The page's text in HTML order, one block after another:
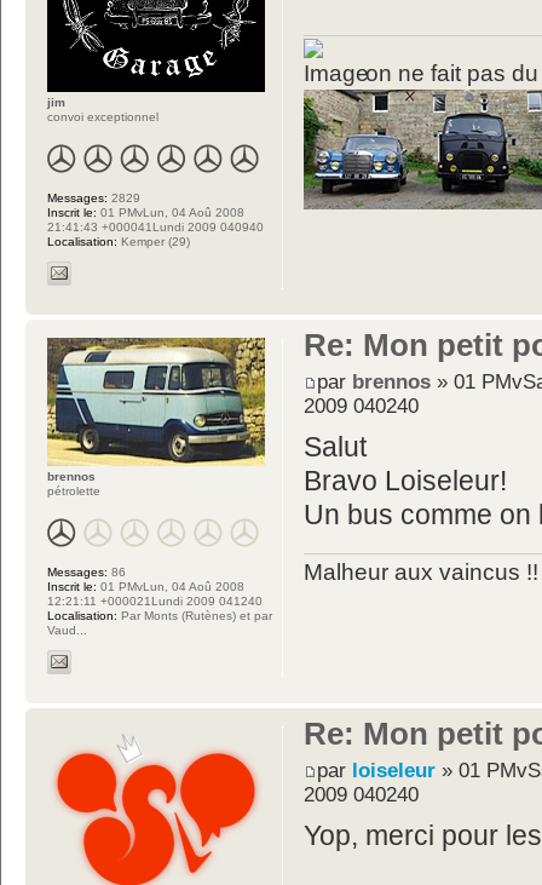
on ne fait pas
jim
convoi exceptionnel
Messages: 2829
Inscrit le: 01 PMvLun, 04 Aoû 2008
21:41:43 +000041Lundi 2009 040940
Localisation: Kemper (29)
Re: Mon petit
par brennos » 01
2009 040240
Salut
Bravo Loiseleur!
Un bus comme on
Malheur aux vaincus !!
brennos
pétrolette
Messages: 86
Inscrit le: 01 PMvLun, 04 Aoû 2008
12:21:11 +000021Lundi 2009 041240
Localisation: Par Monts (Rutènes) et par
Vaud...
Re: Mon petit
par loiseleur » 01
2009 040240
Yop, merci pour